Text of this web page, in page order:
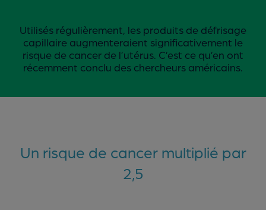
Utilisés régulièrement, les produits de défrisage
capillaire augmenteraient significativement le
risque de cancer de l’utérus. C’est ce qu’en ont
récemment conclu des chercheurs américains.
Un risque de cancer multiplié par
2,5